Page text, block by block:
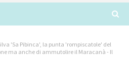
'Sa Pibinca', la punta 'rompiscatole' del
ma anche di ammutolire il Maracanà - Il